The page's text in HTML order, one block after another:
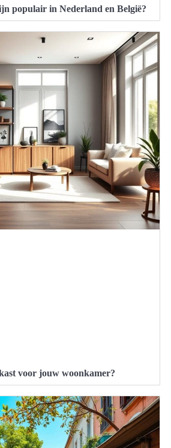
populair in Nederland en België?
voor jouw woonkamer?